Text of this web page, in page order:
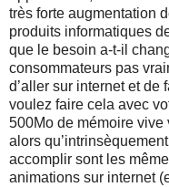
très forte augmentation
produits informatiques
que le besoin a-t-il
consommateurs pas
d’aller sur internet et de
voulez faire cela avec
500Mo de mémoire vive
alors
accomplir sont les
animations sur internet